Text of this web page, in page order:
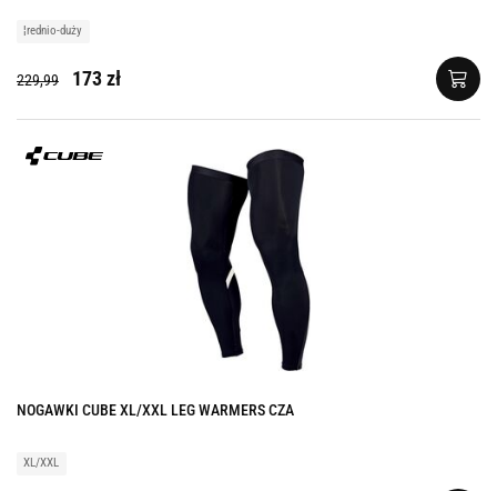
¦rednio-duży
229,99 173 zł
NOGAWKI CUBE XL/XXL LEG WARMERS CZA
XL/XXL